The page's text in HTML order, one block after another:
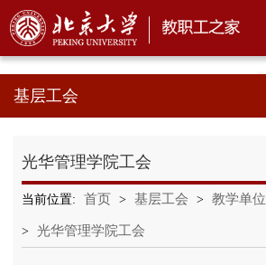
基层工会
光华管理学院工会
当前位置: 首页 > 基层工会 > 教学单位
> 光华管理学院工会